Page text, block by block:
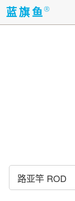
蓝旗鱼
蓝旗鱼
路亚竿 ROD